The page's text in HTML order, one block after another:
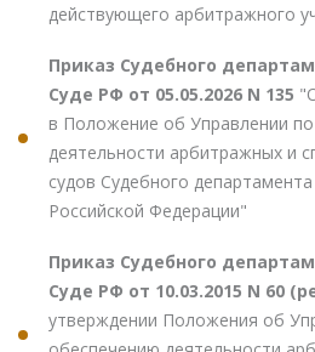
действующего арбитражного
Приказ Судебного
Суде РФ от 05.05.2026 N 135
в Положение об Управлении
деятельности арбитражных и
судов Судебного
Российской Федерации"
Приказ Судебного
Суде РФ от 10.03.2015 N 60
утверждении Положения об